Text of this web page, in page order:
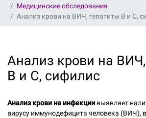
Медицинские обследования
Анализ крови на ВИЧ, гепатиты В и С,
Анализ крови на
В и С, сифилис
Анализ крови на инфекции выявляет
вирусу иммунодефицита человека (ВИЧ),